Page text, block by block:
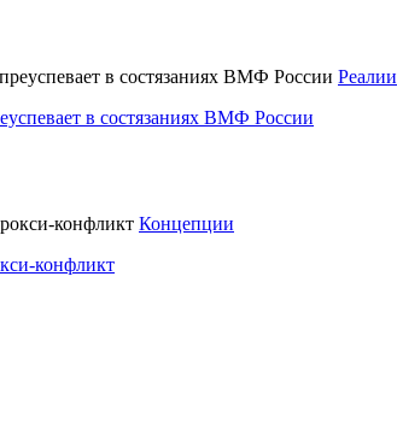
Реалии
в состязаниях ВМФ России
Концепции
конфликт